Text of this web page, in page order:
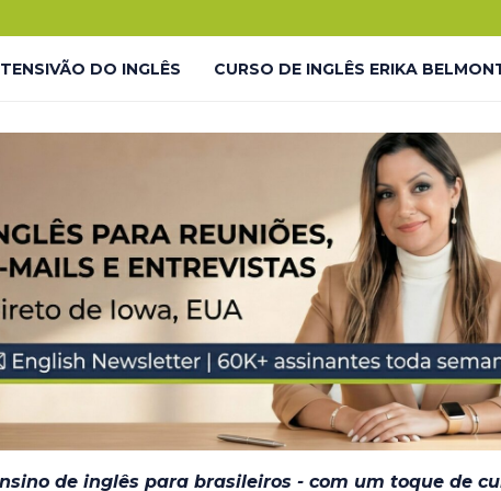
DO INGLÊS CURSO DE INGLÊS ERIKA
LIVES GRATUITAS YOUTUBE – LP
LIVES GRATUITAS YOUTUBE –
#INGLÊS7EM7 – THANK YOU JORNADA DO
EM BREVE
de inglês para brasileiros - com um toque de